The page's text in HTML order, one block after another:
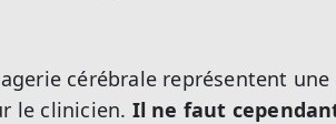
cérébrale représentent
le clinicien. Il ne faut